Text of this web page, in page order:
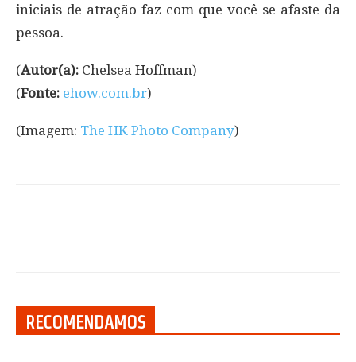
iniciais de atração faz com que você se afaste da
pessoa.
(Autor(a): Chelsea Hoffman)
(Fonte: ehow.com.br)
(Imagem: The HK Photo Company)
RECOMENDAMOS